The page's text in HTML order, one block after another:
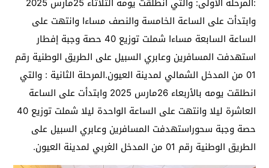
وابتدأت على الساعة الخامسة والنصف مساءا وانتهت على
الساعة السابعة مساءا شملت توزيع 40 حصة وجبة إفطار
استهدفت المسافرين وعابري السبيل على الطريق الوطنية رقم
01 من المدخل الشمالي لمدينة العيون.المرحلة الثانية : والتي
انطلقت يومه بالأربعاء 26مارس 2025 وابتدأت على الساعة
العاشرة ليلا وانتهت على الساعة الواحدة ليلا شملت توزيع 40
حصة وجبة سحوراستهدفت المسافرين وعابري السبيل على
الطريق الوطنية رقم 01 من المدخل الغربي لمدينة العيون.